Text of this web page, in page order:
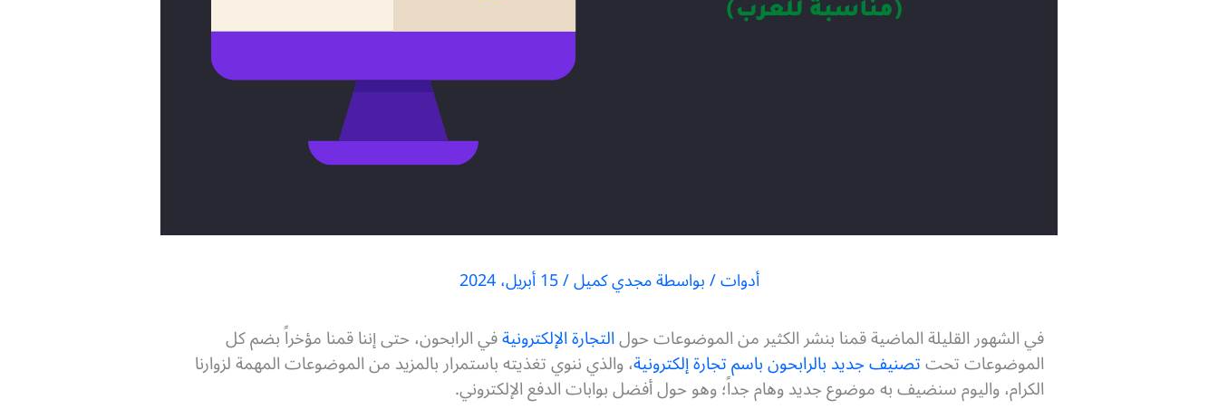
أدوات/ بواسطةمجدي كميل/15 أبريل، 2024
في الشهور القليلة الماضية قمنا بنشر الكثير من الموضوعات حولالتجارة الإلكترونيةفي الرابحون، حتى إننا قمنا مؤخراً بضم كل
الموضوعات تحتتصنيف جديد بالرابحون باسم تجارة إلكترونية، والذي ننوي تغذيته باستمرار بالمزيد من الموضوعات المهمة لزوارنا
الكرام، واليوم سنضيف به موضوع جديد وهام جداً؛ وهو حول أفضل بوابات الدفع الإلكتروني.